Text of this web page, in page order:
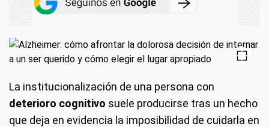
La institucionalización de una persona con
deterioro cognitivo suele producirse tras un hecho
que deja en evidencia la imposibilidad de cuidarla en